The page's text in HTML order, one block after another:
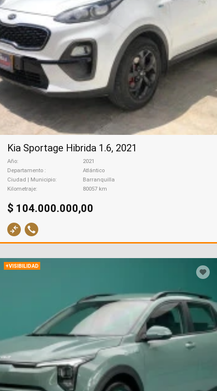
Kia Sportage Hibrida 1.6, 2021
Año
2021
Departamento
Atlántico
Ciudad | Municipio
Barranquilla
Kilometraje
80057 km
$ 104.000.000,00
+VISIBILIDAD